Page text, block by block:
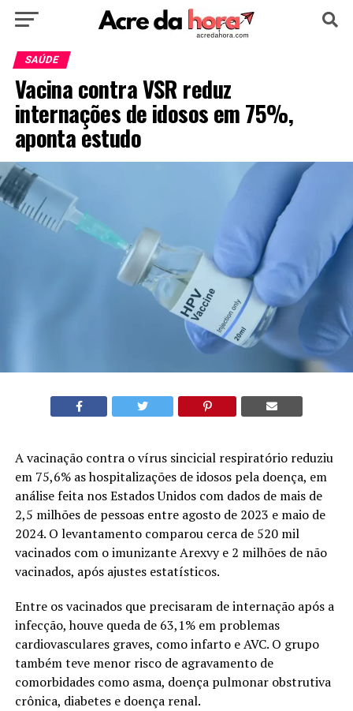
HOME
EDUCAÇÃO NOTÍCIA MUNDO
SAÚDE
Vacina contra VSR reduz
internações de idosos em 75%,
aponta estudo
A vacinação contra o vírus sincicial respiratório reduziu
em 75,6% as hospitalizações de idosos pela doença, em
análise feita nos Estados Unidos com dados de mais de
2,5 milhões de pessoas entre agosto de 2023 e maio de
2024. O levantamento comparou cerca de 520 mil
vacinados com o imunizante Arexvy e 2 milhões de não
vacinados, após ajustes estatísticos.
Entre os vacinados que precisaram de internação após a
infecção, houve queda de 63,1% em problemas
cardiovasculares graves, como infarto e AVC. O grupo
também teve menor risco de agravamento de
comorbidades como asma, doença pulmonar obstrutiva
crônica, diabetes e doença renal.